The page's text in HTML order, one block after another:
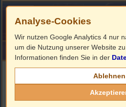
HOME ImpressumLinks
Analyse-Cookies
Wir nutzen Google Analytics 4 nur
um die Nutzung unserer Website
Informationen finden Sie in der
Ablehnen